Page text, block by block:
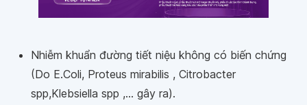
Nhiễm khuẩn đường tiết niệu không có biến chứng
(Do E.Coli, Proteus mirabilis , Citrobacter
spp,Klebsiella spp ,... gây ra).